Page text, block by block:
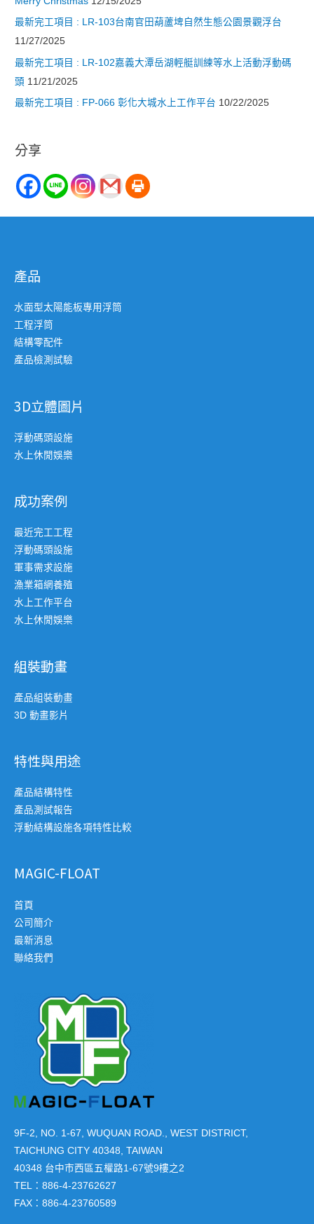
最新完工項目 : LR-103台南官田葫蘆埤自然生態公園景觀浮台
11/27/2025
最新完工項目 : LR-102嘉義大潭岳湖輕艇訓練等水上活動浮動碼
頭 11/21/2025
最新完工項目 : FP-066 彰化大城水上工作平台 10/22/2025
分享
產品
水面型太陽能板專用浮筒
工程浮筒
結構零配件
產品檢測試驗
3D立體圖片
浮動碼頭設施
水上休閒娛樂
成功案例
最近完工工程
浮動碼頭設施
軍事需求設施
漁業箱網養殖
水上工作平台
水上休閒娛樂
組裝動畫
產品組裝動畫
3D 動畫影片
特性與用途
產品結構特性
產品測試報告
浮動結構設施各項特性比較
MAGIC-FLOAT
首頁
公司簡介
最新消息
聯絡我們
9F-2, NO. 1-67, WUQUAN ROAD., WEST DISTRICT,
TAICHUNG CITY 40348, TAIWAN
40348 台中市西區五權路1-67號9樓之2
TEL：886-4-23762627
FAX：886-4-23760589